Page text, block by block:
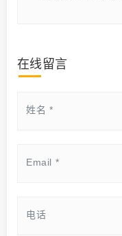
在线留言